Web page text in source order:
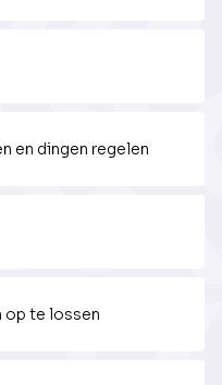
en dingen regelen
op te lossen